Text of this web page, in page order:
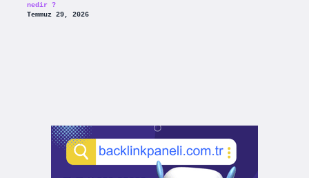
nedir ?
Temmuz 29, 2026